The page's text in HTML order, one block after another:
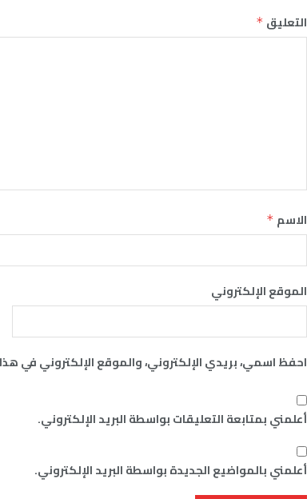
التعليق *
الاسم *
الموقع الإلكتروني
احفظ اسمي، بريدي الإلكتروني، والموقع الإلكتروني في
أعلمني بمتابعة التعليقات بواسطة البريد الإلكتروني.
أعلمني بالمواضيع الجديدة بواسطة البريد الإلكتروني.